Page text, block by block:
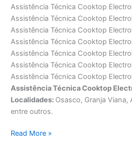
Assistência Técnica Cooktop
Assistência Técnica Cooktop
Assistência Técnica Cooktop
Assistência Técnica Cooktop
Assistência Técnica Cooktop
Assistência Técnica Cooktop
Assistência Técnica Cooktop
Assistência Técnica Cooktop
Localidades: Osasco, Granja Viana,
entre outros.
Assistência
Read More »